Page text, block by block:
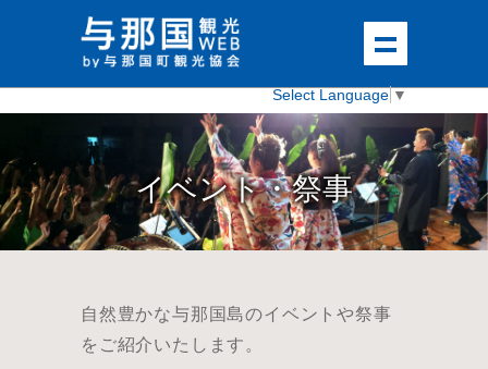
Select Language ▼
イベント・祭事
自然豊かな与那国島のイベントや祭事
をご紹介いたします。